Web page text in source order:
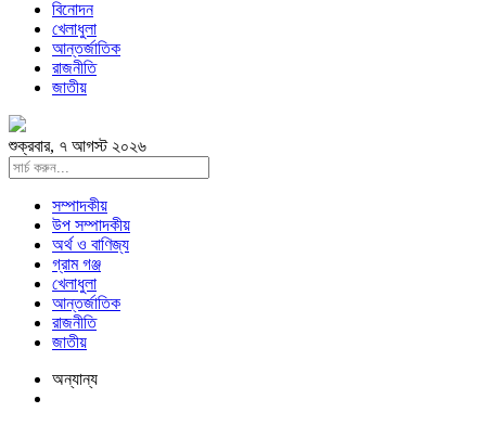
বিনোদন
খেলাধুলা
আন্তর্জাতিক
রাজনীতি
জাতীয়
শুক্রবার, ৭ আগস্ট ২০২৬
সম্পাদকীয়
উপ সম্পাদকীয়
অর্থ ও বাণিজ্য
গ্রাম গঞ্জ
খেলাধুলা
আন্তর্জাতিক
রাজনীতি
জাতীয়
অন্যান্য